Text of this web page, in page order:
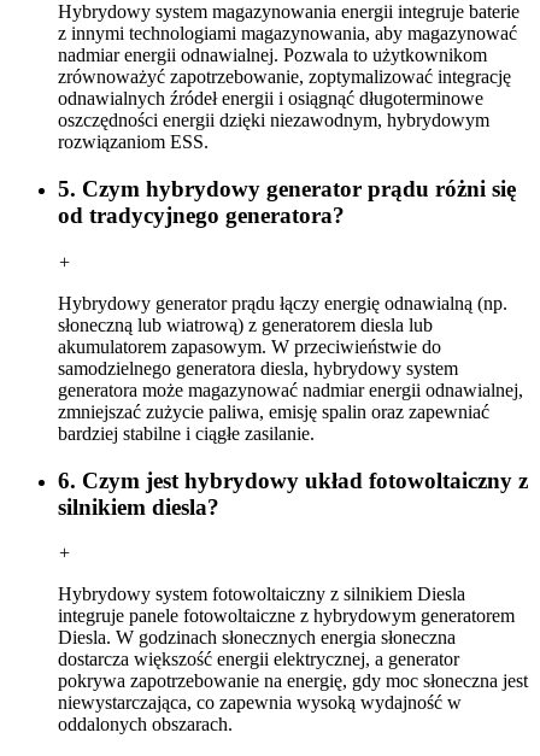
Hybrydowy system magazynowania energii integruje baterie
z innymi technologiami magazynowania, aby magazynować
nadmiar energii odnawialnej. Pozwala to użytkownikom
zrównoważyć zapotrzebowanie, zoptymalizować integrację
odnawialnych źródeł energii i osiągnąć długoterminowe
oszczędności energii dzięki niezawodnym, hybrydowym
rozwiązaniom ESS.
5. Czym hybrydowy generator prądu różni się
od tradycyjnego generatora?
+
Hybrydowy generator prądu łączy energię odnawialną (np.
słoneczną lub wiatrową) z generatorem diesla lub
akumulatorem zapasowym. W przeciwieństwie do
samodzielnego generatora diesla, hybrydowy system
generatora może magazynować nadmiar energii odnawialnej,
zmniejszać zużycie paliwa, emisję spalin oraz zapewniać
bardziej stabilne i ciągłe zasilanie.
6. Czym jest hybrydowy układ fotowoltaiczny z
silnikiem diesla?
+
Hybrydowy system fotowoltaiczny z silnikiem Diesla
integruje panele fotowoltaiczne z hybrydowym generatorem
Diesla. W godzinach słonecznych energia słoneczna
dostarcza większość energii elektrycznej, a generator
pokrywa zapotrzebowanie na energię, gdy moc słoneczna jest
niewystarczająca, co zapewnia wysoką wydajność w
oddalonych obszarach.